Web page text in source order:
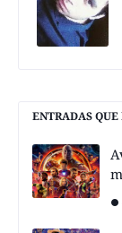
ENTRADAS